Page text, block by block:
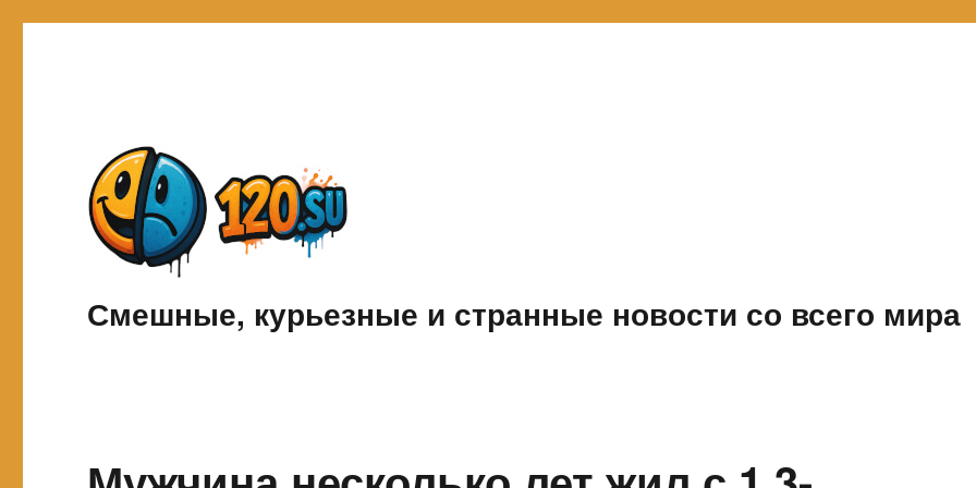
Смешные, курьезные и странные новости со всего мира